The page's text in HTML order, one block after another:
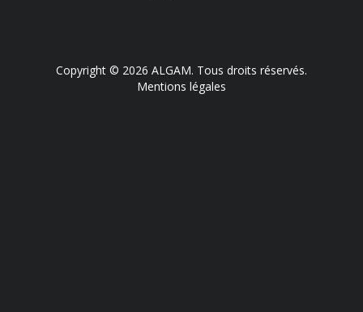
Copyright © 2026 ALGAM. Tous droits réservés.
Mentions légales